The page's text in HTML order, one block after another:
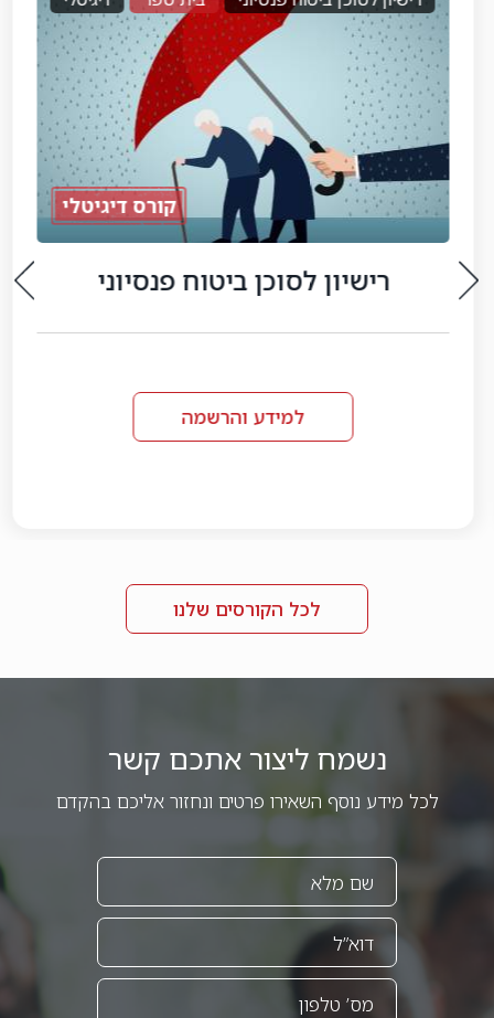
קורס דיגיטלי
רישיון לסוכן ביטוח פנסיוני
למידע והרשמה
לכל הקורסים שלנו
נשמח ליצור אתכם קשר
לכל מידע נוסף השאירו פרטים ונחזור אליכם בהקדם